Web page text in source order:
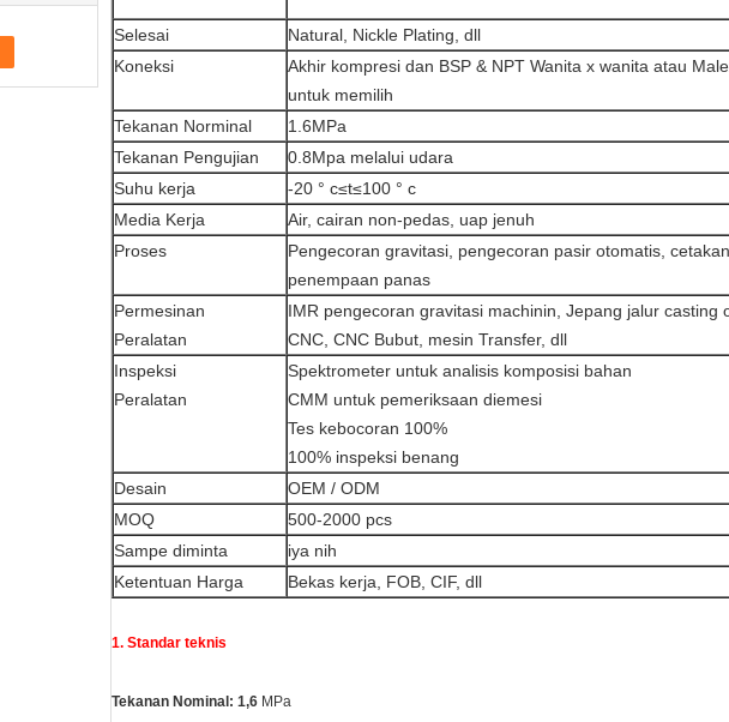
Selesai
Natural, Nickle Plating, dll
Koneksi
Akhir kompresi dan BSP & NPT Wanita x wanita atau
untuk memilih
Tekanan Norminal
1.6MPa
Tekanan Pengujian
0.8Mpa melalui udara
Suhu kerja
-20 ° c≤t≤100 ° c
Media Kerja
Air, cairan non-pedas, uap jenuh
Proses
Pengecoran gravitasi, pengecoran pasir otomatis,
penempaan panas
Permesinan
Peralatan
IMR pengecoran gravitasi machinin, Jepang jalur casting
CNC, CNC Bubut, mesin Transfer, dll
Inspeksi
Peralatan
Spektrometer untuk analisis komposisi bahan
CMM untuk pemeriksaan diemesi
Tes kebocoran 100%
100% inspeksi benang
Desain
OEM / ODM
MOQ
500-2000 pcs
Sampe diminta
iya nih
Ketentuan Harga
Bekas kerja, FOB, CIF, dll
1. Standar teknis
Tekanan Nominal: 1,6 MPa